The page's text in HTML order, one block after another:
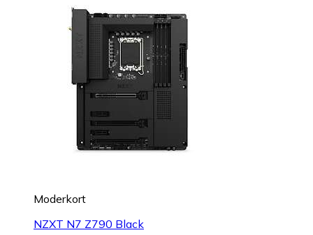
Moderkort
NZXT N7 Z790 Black